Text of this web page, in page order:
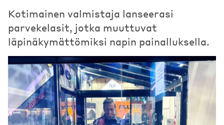
Kotimainen valmistaja lanseerasi
parvekelasit, jotka muuttuvat
läpinäkymättömiksi napin painalluksella.